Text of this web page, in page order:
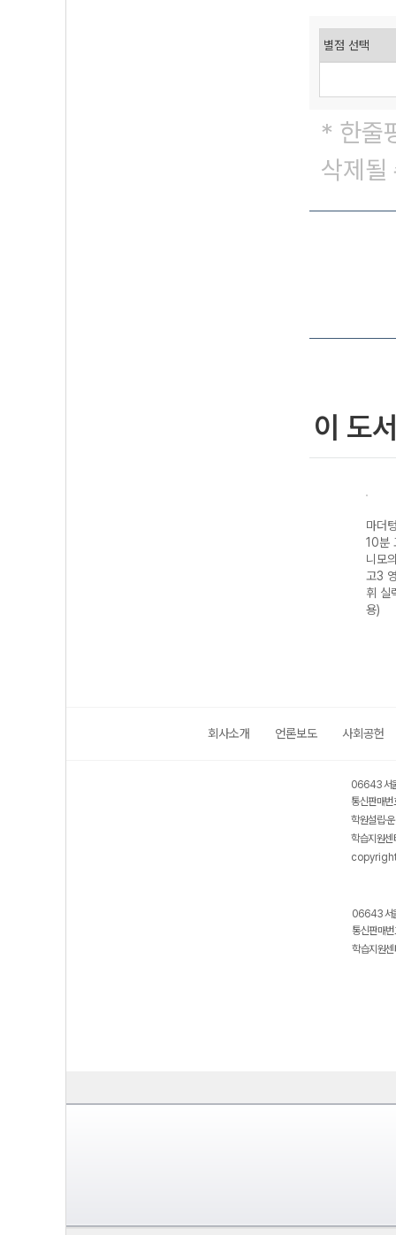
* 한줄
삭제될
이 도
마더
10분
니모
고3
휘 실
용)
회사소개 언론보도 사회공헌
06643 서
통신판매
학원설립·
학습지원
06643 서
통신판매
학습지원